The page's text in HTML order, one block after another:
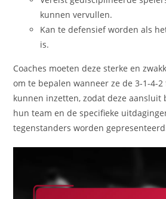
kunnen vervullen.
Kan te defensief worden als
is.
Coaches moeten deze sterke en
om te bepalen wanneer ze de 3-1-4-
kunnen inzetten, zodat deze aansluit
hun team en de specifieke
tegenstanders worden